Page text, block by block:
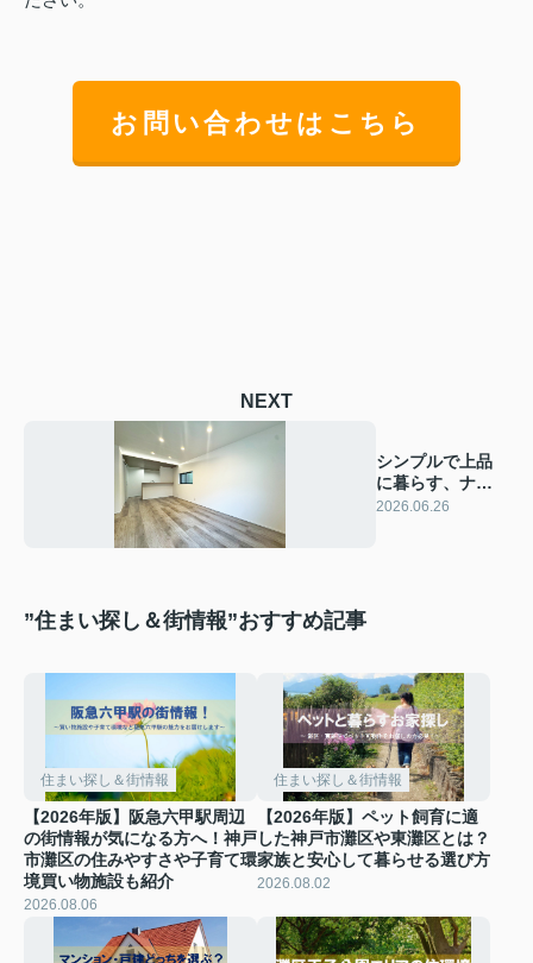
お問い合わせはこちら
NEXT
シンプルで上品
に暮らす、ナチ
ュラルモダンリ
2026.06.26
”住まい探し＆街情報”おすすめ記事
住まい探し＆街情報
【2026年版】阪急六甲駅周辺
の街情報が気になる方へ！神戸
市灘区の住みやすさや子育て環
境買い物施設も紹介
2026.08.06
住まい探し＆街情報
【2026年版】ペット飼育に適
した神戸市灘区や東灘区とは？
家族と安心して暮らせる選び方
2026.08.02